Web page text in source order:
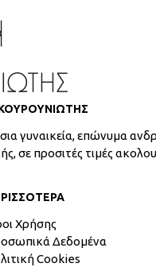
γυναικεία, επώνυμα
σε προσιτές τιμές
Χρήσης
Δεδομένα
Cookies